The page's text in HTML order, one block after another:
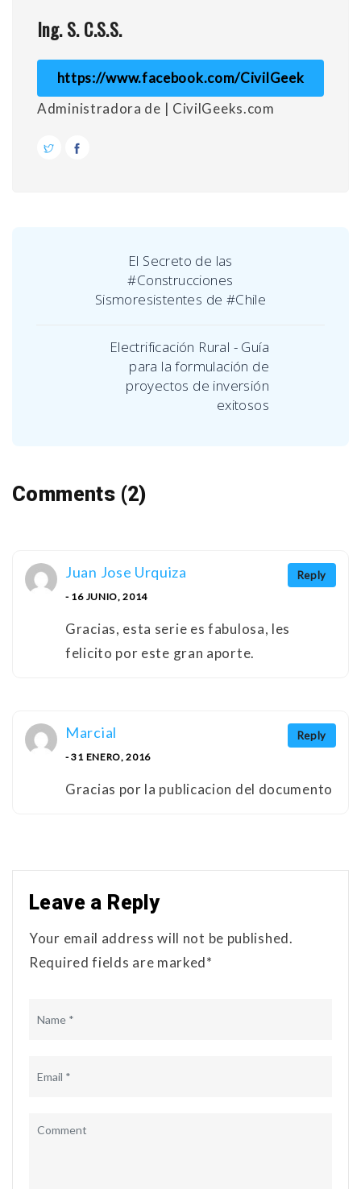
Ing. S. C.S.S.
https://www.facebook.com/CivilGeek
Administradora de | CivilGeeks.com
El Secreto de las
#Construcciones
Sismoresistentes de #Chile
Electrificación Rural - Guía
para la formulación de
proyectos de inversión
exitosos
Comments (2)
Reply
Juan Jose Urquiza
- 16 JUNIO, 2014
Gracias, esta serie es fabulosa, les
felicito por este gran aporte.
Reply
Marcial
- 31 ENERO, 2016
Gracias por la publicacion del documento
Leave a Reply
Your email address will not be published.
Required fields are marked*